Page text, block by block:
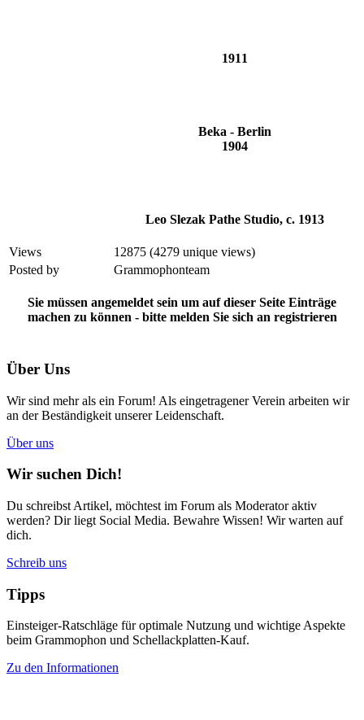
1911
Beka - Berlin
1904
Leo Slezak Pathe Studio, c. 1913
Views
12875 (4279 unique views)
Posted by
Grammophonteam
Sie müssen angemeldet sein um auf dieser Seite Einträge
machen zu können - bitte melden Sie sich an registrieren
Über Uns
Wir sind mehr als ein Forum! Als eingetragener Verein arbeiten wir
an der Beständigkeit unserer Leidenschaft.
Über uns
Wir suchen Dich!
Du schreibst Artikel, möchtest im Forum als Moderator aktiv
werden? Dir liegt Social Media. Bewahre Wissen! Wir warten auf
dich.
Schreib uns
Tipps
Einsteiger-Ratschläge für optimale Nutzung und wichtige Aspekte
beim Grammophon und Schellackplatten-Kauf.
Zu den Informationen